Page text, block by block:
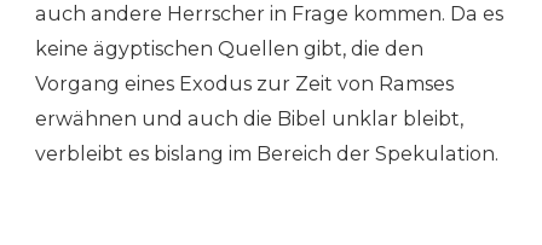
auch andere Herrscher in Frage kommen. Da es
keine ägyptischen Quellen gibt, die den
Vorgang eines Exodus zur Zeit von Ramses
erwähnen und auch die Bibel unklar bleibt,
verbleibt es bislang im Bereich der Spekulation.